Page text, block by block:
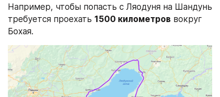
Например, чтобы попасть с Ляодуня на Шандунь
требуется проехать 1500 километров вокруг
Бохая.